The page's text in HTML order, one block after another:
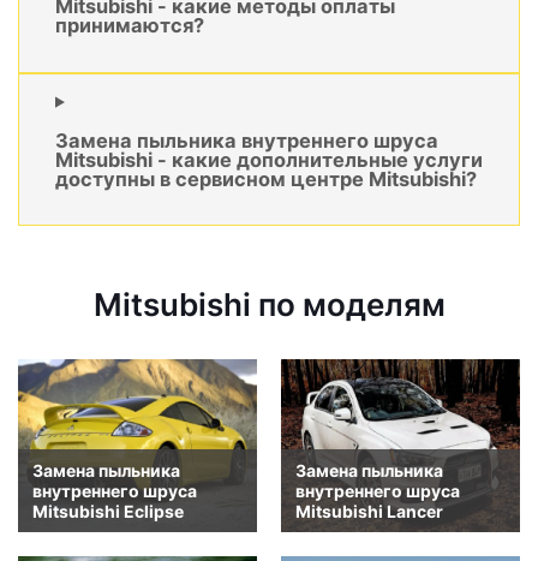
Mitsubishi - какие методы оплаты
принимаются?
Замена пыльника внутреннего шруса
Mitsubishi - какие дополнительные услуги
доступны в сервисном центре Mitsubishi?
Mitsubishi по моделям
Замена пыльника
внутреннего шруса
Mitsubishi Eclipse
Замена пыльника
внутреннего шруса
Mitsubishi Lancer